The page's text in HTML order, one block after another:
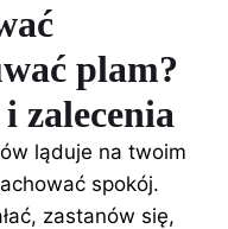
plam?
zalecenia
ląduje na twoim
spokój.
zastanów się,